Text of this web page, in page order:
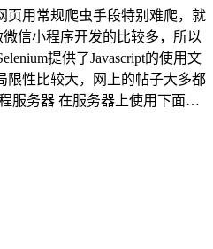
页用常规爬虫手段特别难爬，就
微信小程序开发的比较多，所以
提供了Javascript的使用文
限性比较大，网上的帖子大多都
服务器 在服务器上使用下面…